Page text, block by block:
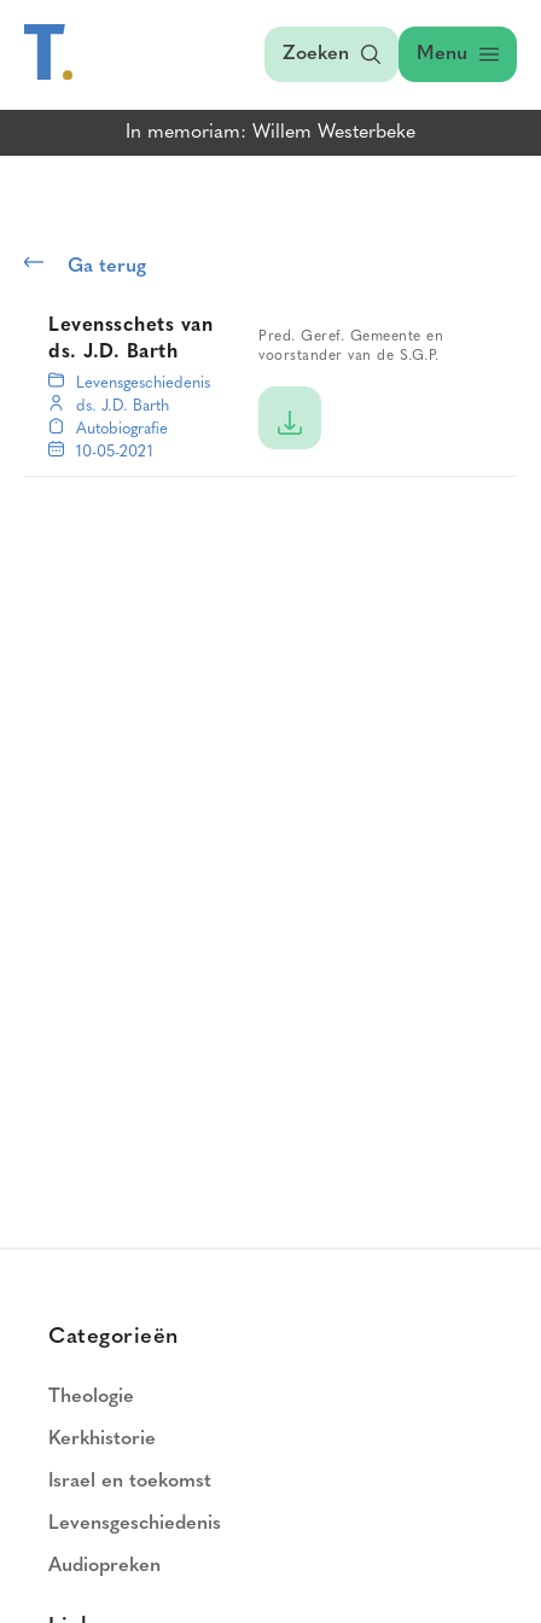
Zoeken Menu
In memoriam: Willem Westerbeke
Ga terug
Levensschets van
ds. J.D. Barth
Pred. Geref. Gemeente en
voorstander van de S.G.P.
Levensgeschiedenis
ds. J.D. Barth
Autobiografie
10-05-2021
Categorieën
Theologie
Kerkhistorie
Israel en toekomst
Levensgeschiedenis
Audiopreken